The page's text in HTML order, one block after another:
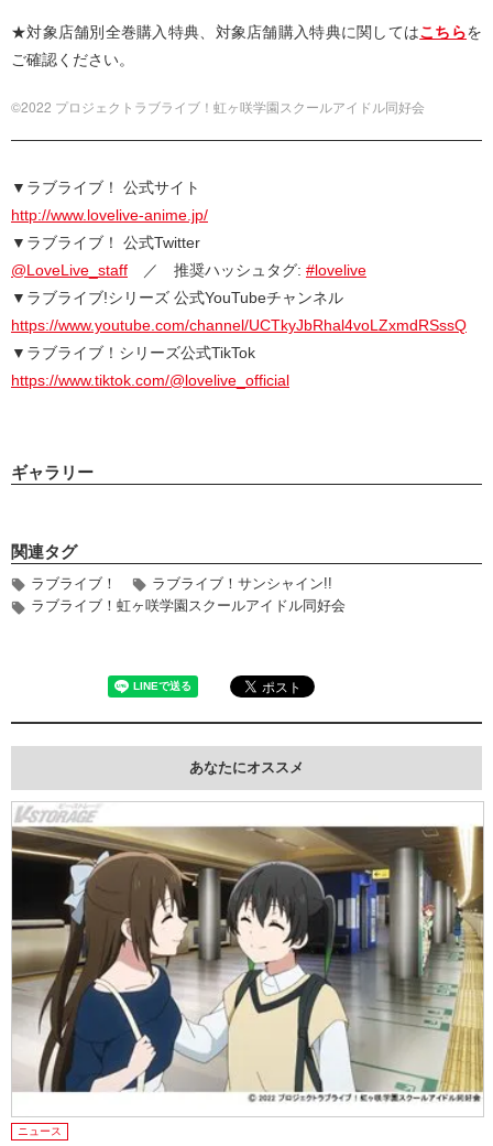
★対象店舗別全巻購入特典、対象店舗購入特典に関してはこちらを
ご確認ください。
©2022 プロジェクトラブライブ！虹ヶ咲学園スクールアイドル同好会
▼ラブライブ！ 公式サイト
http://www.lovelive-anime.jp/
▼ラブライブ！ 公式Twitter
@LoveLive_staff ／ 推奨ハッシュタグ: #lovelive
▼ラブライブ!シリーズ 公式YouTubeチャンネル
https://www.youtube.com/channel/UCTkyJbRhal4voLZxmdRSssQ
▼ラブライブ！シリーズ公式TikTok
https://www.tiktok.com/@lovelive_official
ギャラリー
関連タグ
ラブライブ！
ラブライブ！サンシャイン!!
ラブライブ！虹ヶ咲学園スクールアイドル同好会
あなたにオススメ
ニュース